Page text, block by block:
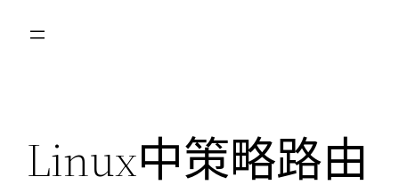
Linux中策略路由